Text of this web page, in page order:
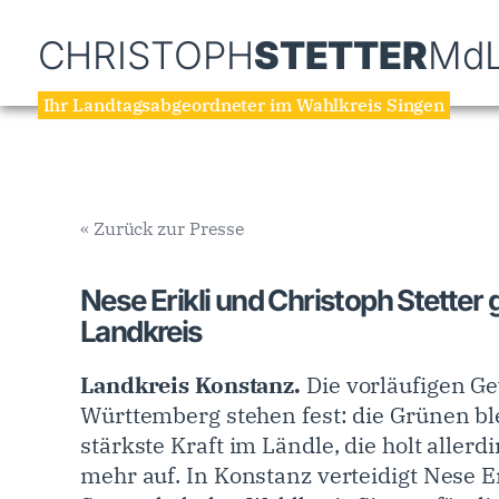
CHRISTOPHSTETTER
Ihr Landtagsabgeordneter im Wahlkreis Singen
« Zurück zur Presse
Nese Erikli und Christoph Stetter
Landkreis
Landkreis Konstanz. Die vorläufigen
Württemberg stehen fest: die Grünen
stärkste Kraft im Ländle, die holt
mehr auf. In Konstanz verteidigt Nese